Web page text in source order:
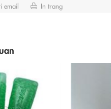
email In trang